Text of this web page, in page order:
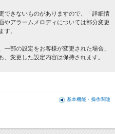
できないものがありますので、「詳細情
やアラームメロディについては部分変更
す。
部の設定をお客様が変更された場合、
変更した設定内容は保持されます。
基本機能・操作関連